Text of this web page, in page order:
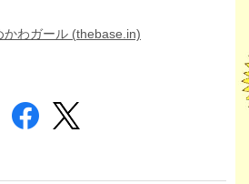
わガール (thebase.in)